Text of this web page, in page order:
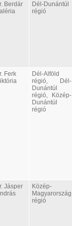
Berdár
Dél-Dunántúl
régió
Ferk
Dél-Alföld
régió, Dél-
Dunántúl
régió, Közép-
Dunántúl
régió
Jásper
Közép-
Magyarország
régió